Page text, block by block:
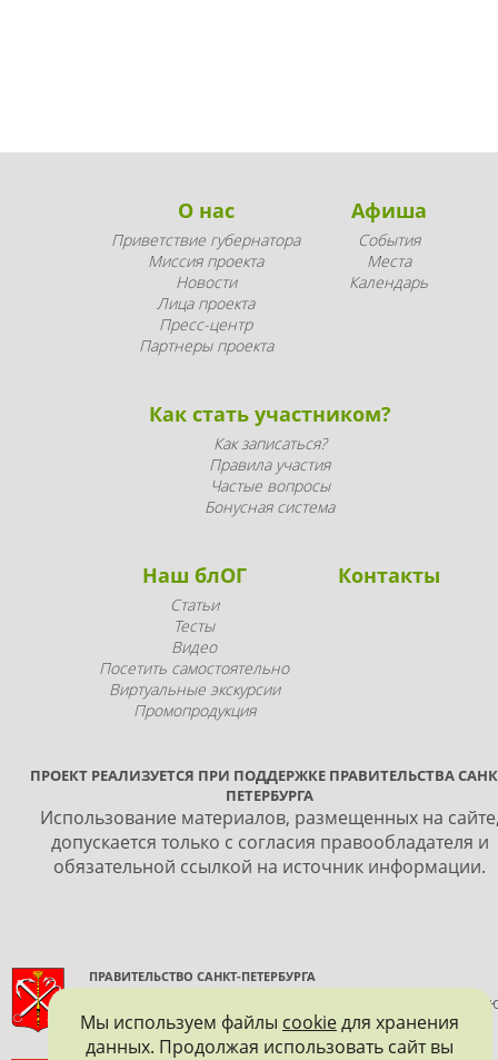
О нас
Приветствие губернатора
Миссия проекта
Новости
Лица проекта
Пресс-центр
Партнеры проекта
Афиша
События
Места
Календарь
Как стать участником?
Как записаться?
Правила участия
Частые вопросы
Бонусная система
Наш блОГ
Статьи
Тесты
Видео
Посетить самостоятельно
Виртуальные экскурсии
Промопродукция
Контакты
ПРОЕКТ РЕАЛИЗУЕТСЯ ПРИ ПОДДЕРЖКЕ ПРАВИТЕЛЬСТВА
ПЕТЕРБУРГА
Использование материалов, размещенных на
допускается только с согласия правообладателя и
обязательной ссылкой на источник информации.
ПРАВИТЕЛЬСТВО САНКТ-ПЕТЕРБУРГА
КОМИТЕТ ПО ГОСУДАРСТВЕННОМУ КОНТРОЛЮ,
И ОХРАНЕ ПАМЯТНИКОВ ИСТОРИИ И КУЛЬТУРЫ
Мы используем файлы cookieдля хранения
данных. Продолжая использовать сайт вы